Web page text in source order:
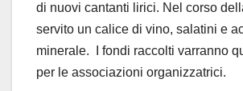
di nuovi cantanti lirici. Nel corso
servito un calice di vino, salatini e
minerale. I fondi raccolti varranno
per le associazioni organizzatrici.